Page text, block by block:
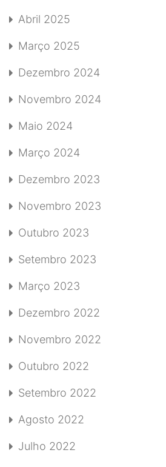
Abril 2025
Março 2025
Dezembro 2024
Novembro 2024
Maio 2024
Março 2024
Dezembro 2023
Novembro 2023
Outubro 2023
Setembro 2023
Março 2023
Dezembro 2022
Novembro 2022
Outubro 2022
Setembro 2022
Agosto 2022
Julho 2022